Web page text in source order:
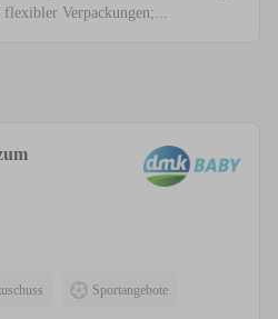
Verpackungen;...
Sportangebote